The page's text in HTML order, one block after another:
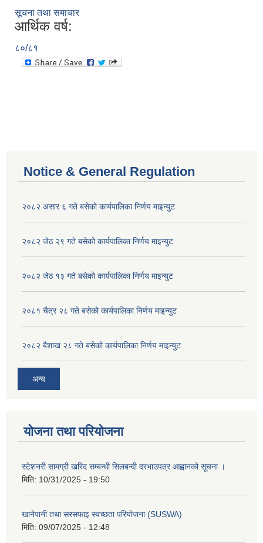
सूचना तथा समाचार
आर्थिक वर्ष:
८०/८१
Notice & General Regulation
२०८२ असार ६ गते बसेको कार्यपालिका निर्णय माइन्युट
२०८२ जेठ २९ गते बसेको कार्यपालिका निर्णय माइन्युट
२०८२ जेठ १३ गते बसेको कार्यपालिका निर्णय माइन्युट
२०८१ चैत्र २८ गते बसेको कार्यपालिका निर्णय माइन्युट
२०८२ बैशाख २८ गते बसेको कार्यपालिका निर्णय माइन्युट
अन्य
योजना तथा परियोजना
स्टेशनरी सामग्री खरिद सम्बन्धी सिलबन्दी दरभाउपत्र आह्वानको सूचना ।
मिति: 10/31/2025 - 19:50
खानेपानी तथा सरसफाइ स्वच्छता परियोजना (SUSWA)
मिति: 09/07/2025 - 12:48